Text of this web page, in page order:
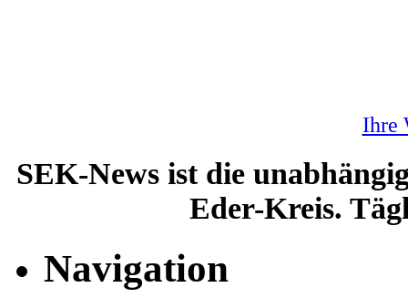
Ihre
SEK-News ist die
Eder-Kreis.
Navigation